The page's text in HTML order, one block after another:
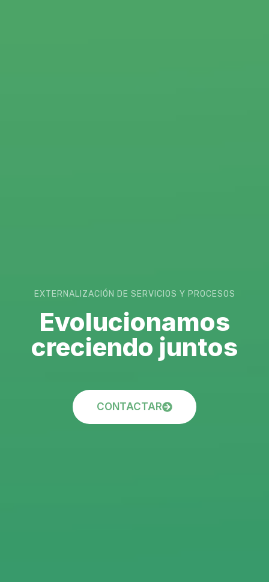
EXTERNALIZACIÓN DE SERVICIOS Y PROCESOS
Evolucionamos
creciendo juntos
CONTACTAR